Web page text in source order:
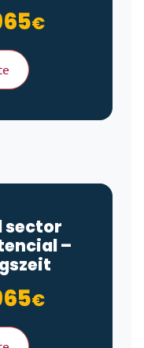
€Rango
sector
–
€Rango